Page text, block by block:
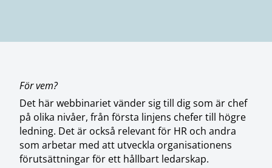
För vem?
Det här webbinariet vänder sig till dig som är chef
på olika nivåer, från första linjens chefer till högre
ledning. Det är också relevant för HR och andra
som arbetar med att utveckla organisationens
förutsättningar för ett hållbart ledarskap.